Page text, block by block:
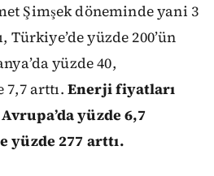
Şimşek döneminde yani 3
yüzde 200’ün
yüzde 40,
7,7 arttı. Enerji fiyatları
yüzde 6,7
yüzde 277 arttı.